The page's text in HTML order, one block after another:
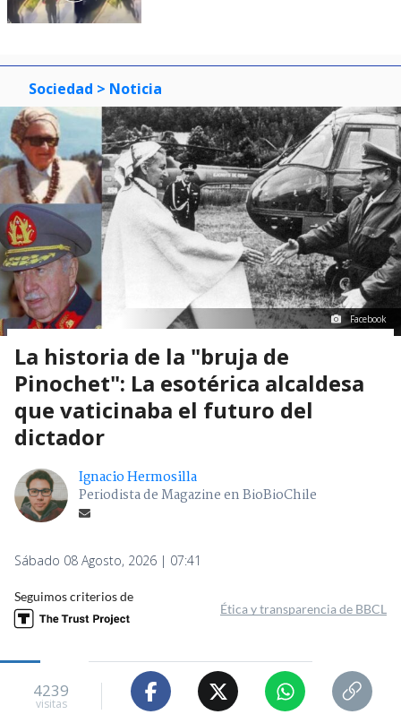
Sociedad > Noticia
Facebook
La historia de la "bruja de
Pinochet": La esotérica alcaldesa
que vaticinaba el futuro del
dictador
Ignacio Hermosilla
Periodista de Magazine en BioBioChile
Sábado 08 Agosto, 2026 | 07:41
Seguimos criterios de
Ética y transparencia de BBCL
4239
visitas